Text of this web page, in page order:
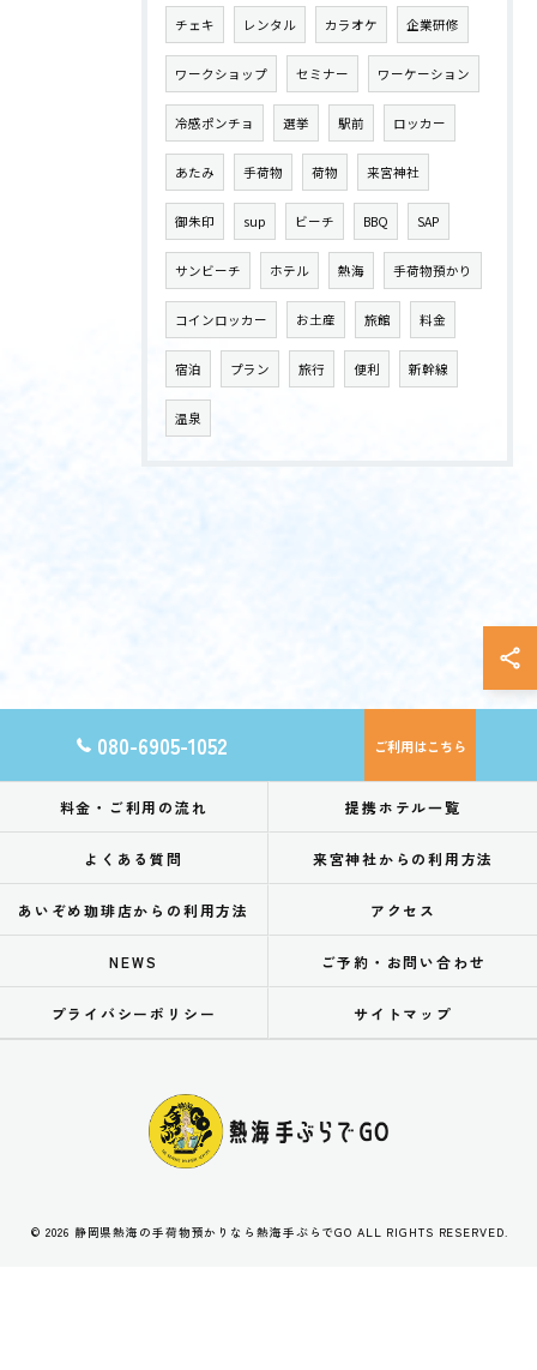
チェキ レンタル カラオケ 企業研修
ワークショップ セミナー ワーケーション
冷感ポンチョ 選挙 駅前 ロッカー
あたみ 手荷物 荷物 来宮神社
御朱印 sup ビーチ BBQ SAP
サンビーチ ホテル 熱海 手荷物預かり
コインロッカー お土産 旅館 料金
宿泊 プラン 旅行 便利 新幹線
温泉
080-6905-1052 ご利用はこちら
料金・ご利用の流れ 提携ホテル一覧
よくある質問 来宮神社からの利用方法
あいぞめ珈琲店からの利用方法 アクセス
NEWS ご予約・お問い合わせ
プライバシーポリシー サイトマップ
© 2026 静岡県熱海の手荷物預かりなら熱海手ぶらでGO ALL RIGHTS RESERVED.